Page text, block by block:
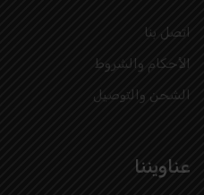
اتصل بنا
الأحكام والشروط
الشحن والتوصيل
عناويننا